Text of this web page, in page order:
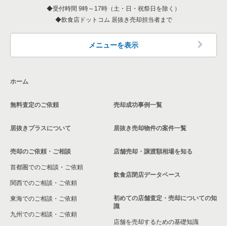
受付時間 9時～17時（土・日・祝祭日を除く）
飲食店ドットコム 居抜き売却担当者まで
メニューを表示
ホーム
無料査定のご依頼
居抜きプラスについて
売却のご依頼・ご相談
首都圏でのご相談・ご依頼
関西でのご相談・ご依頼
東海でのご相談・ご依頼
九州でのご相談・ご依頼
売却成功事例一覧
居抜き売却物件の案件一覧
店舗売却・譲渡額相場を知る
飲食店閉店データベース
初めての店舗査定・売却についての知
識
店舗を売却するための基礎知識